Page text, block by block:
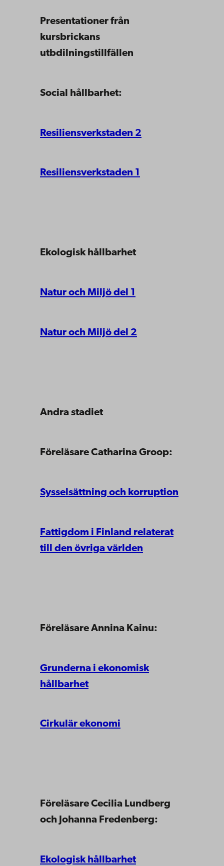
Presentationer från
kursbrickans
utbdilningstillfällen
Social hållbarhet:
Resiliensverkstaden 2
Resiliensverkstaden 1
Ekologisk hållbarhet
Natur och Miljö del 1
Natur och Miljö del 2
Andra stadiet
Föreläsare Catharina Groop:
Sysselsättning och korruption
Fattigdom i Finland relaterat
till den övriga världen
Föreläsare Annina Kainu:
Grunderna i ekonomisk
hållbarhet
Cirkulär ekonomi
Föreläsare Cecilia Lundberg
och Johanna Fredenberg:
Ekologisk hållbarhet